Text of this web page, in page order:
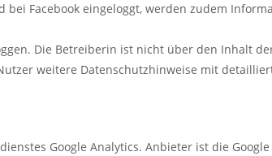
Facebook eingeloggt, werden zudem
Die Betreiberin ist nicht über den Inhalt
weitere Datenschutzhinweise mit
Google Analytics. Anbieter ist die